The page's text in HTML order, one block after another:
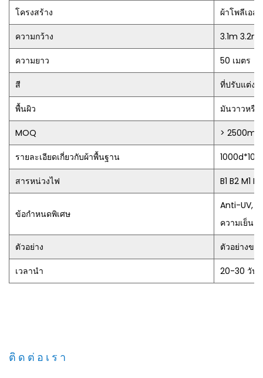
โครงสร้าง ผ้าโพลีเอส
ความกว้าง 3.1m 3.2m
ความยาว 50 เมตร
สี ที่ปรับแต่งไ
พื้นผิว มันวาวหรือ
MOQ > 2500m
รายละเอียดเกี่ยวกับผ้าพื้นฐาน
สารหน่วงไฟ B1 B2 M1
ข้อกำหนดพิเศษ
Anti-UV,
ความเย็น
ตัวอย่าง ตัวอย่างข
เวลานำ 20-30 วัน
ติดต่อเรา